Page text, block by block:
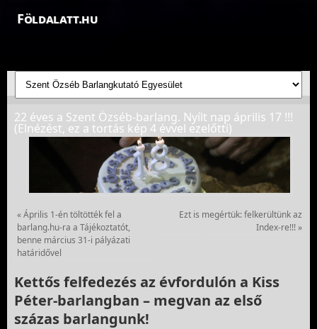
Földalatt.hu
Felfedezések a föld alatt - feltáró barlangkutatások
22 éves a Szent Özséb-barlang. Nyílt nap április 17 !!!
(Elnézést, ez a tortás kép 4 évvel ezelőtti)
«Április 1-én töltötték fel a
barlang.hu-ra a Tájékoztatót,
benne március 31-i pályázati
határidővel
Ezt is megértük: felkerültünk az
Index-re!!!»
Kettős felfedezés az évfordulón a Kiss
Péter-barlangban – megvan az első
százas barlangunk!